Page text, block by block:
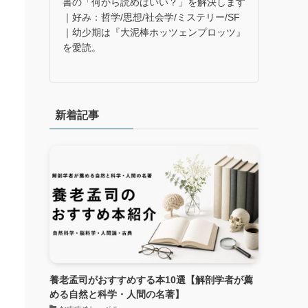
｜好み：哲学/思想/社会学/ミステリー/SF
｜幼少期は『大泥棒ホッツェンプロッツ』
を愛読。
新着記事
養老孟司がおすすめする本10選【解剖学者が薦
める自然と科学・人間の名著】